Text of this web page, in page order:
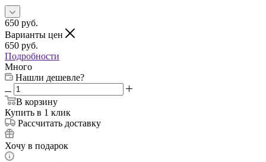
650 руб.
Варианты цен
650 руб.
Подробности
Много
Нашли дешевле?
В корзину
Купить в 1 клик
Рассчитать доставку
Хочу в подарок